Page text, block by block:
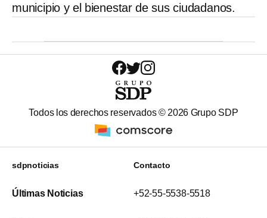
municipio y el bienestar de sus ciudadanos.
Todos los derechos reservados ©2026 Grupo SDP
sdpnoticias
Últimas Noticias
Contacto
+52-55-5538-5518